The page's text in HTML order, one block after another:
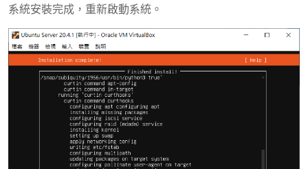
系統安裝完成，重新啟動系統。